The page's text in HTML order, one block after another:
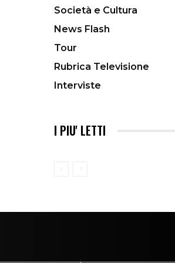
Società e Cultura
News Flash
Tour
Rubrica Televisione
Interviste
I PIU' LETTI